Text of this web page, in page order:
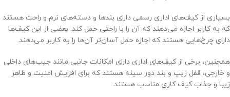
بسیاری از کیف‌های اداری رسمی دارای بندها و دسته‌های نرم و راحت هستند
که به کاربر اجازه می‌دهند که آن را با راحتی حمل کند. بعضی از این کیف‌ها
دارای چرخ‌هایی هستند که اجازه حمل آسان‌تر آن‌ها را به کاربر می‌دهند.
همچنین، برخی از کیف‌های اداری دارای امکانات جانبی مانند جیب‌های داخلی
و خارجی، قفل زیپ و بند دور سینه هستند که برای افزایش امنیت و ظاهر
زیبا و جذاب کیف کاری مناسب هستند.